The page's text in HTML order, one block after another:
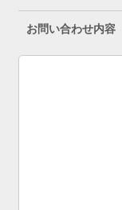
お問い合わせ内容